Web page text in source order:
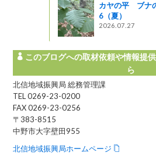
カヤの平 ブナ
6（夏）
2026.07.27
このブログへの取材依頼や情報提
ら
北信地域振興局 総務管理課
TEL 0269-23-0200
FAX 0269-23-0256
〒383-8515
中野市大字壁田955
北信地域振興局ホームページ